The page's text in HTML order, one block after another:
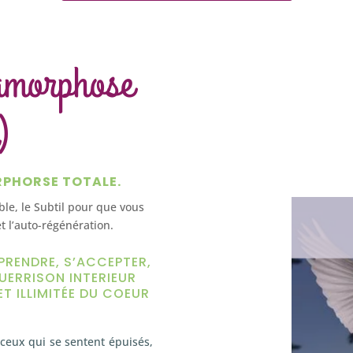
TOTALE.
le Subtil pour que vous
l’auto-régénération.
S’ACCEPTER,
INTERIEUR
ILLIMITÉE DU COEUR
qui se sentent épuisés,